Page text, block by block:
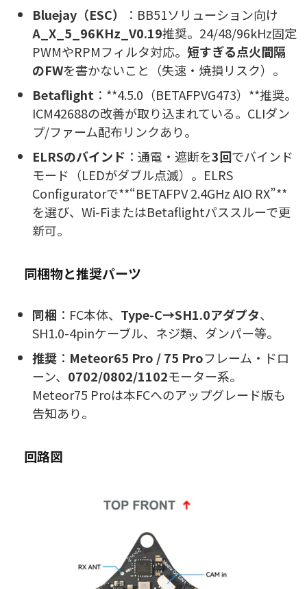
Bluejay（ESC）
：BB51ソリューション向け
A_X_5_96KHz_V0.19推奨。24/48/96kHz固定
PWMやRPMフィルタ対応。 短すぎる点火間隔
のFWを書かないこと（失速・焼損リスク）。
Betaflight ：**4.5.0（BETAFPVG473）**推奨。
ICM42688の改善が取り込まれている。CLIダン
プ/ファーム配布リンクあり。
ELRSのバインド ：通電・遮断を3回でバインド
モード（LEDがダブル点滅）。ELRS
Configuratorで**“BETAFPV 2.4GHz AIO RX”**
を選び、Wi-FiまたはBetaflightパススルーで更
新可。
同梱物と推奨パーツ
同梱 ：FC本体、 Type-C→SH1.0アダプタ、
SH1.0-4pinケーブル、ネジ類、ダンパー等。
推奨 ： Meteor65 Pro / 75 Proフレーム・ドロ
ーン、 0702/0802/1102モーター系。
Meteor75 Proは本FCへのアップグレード版も
告知あり。
回路図